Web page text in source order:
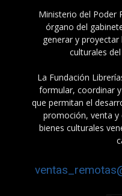
Ministerio del Poder
órgano del
generar y
culturales
La Fundación
formular, coordinar
que permitan el
promoción, venta y
bienes culturales